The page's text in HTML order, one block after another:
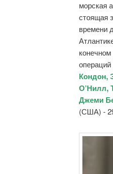
морская
стоящая
времени
Кондон,
О’Нилл,
Джеми
(США) -